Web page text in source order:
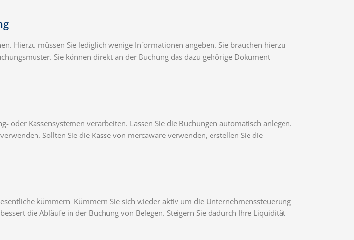
Hierzu müssen Sie lediglich wenige Informationen angeben. Sie brauchen hierzu
Sie können direkt an der Buchung das dazu gehörige Dokument
oder Kassensystemen verarbeiten. Lassen Sie die Buchungen automatisch anlegen.
Sollten Sie die Kasse von mercaware verwenden, erstellen Sie die
kümmern. Kümmern Sie sich wieder aktiv um die Unternehmenssteuerung
die Abläufe in der Buchung von Belegen. Steigern Sie dadurch Ihre Liquidität